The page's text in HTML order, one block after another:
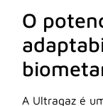
O
A Ultragaz é